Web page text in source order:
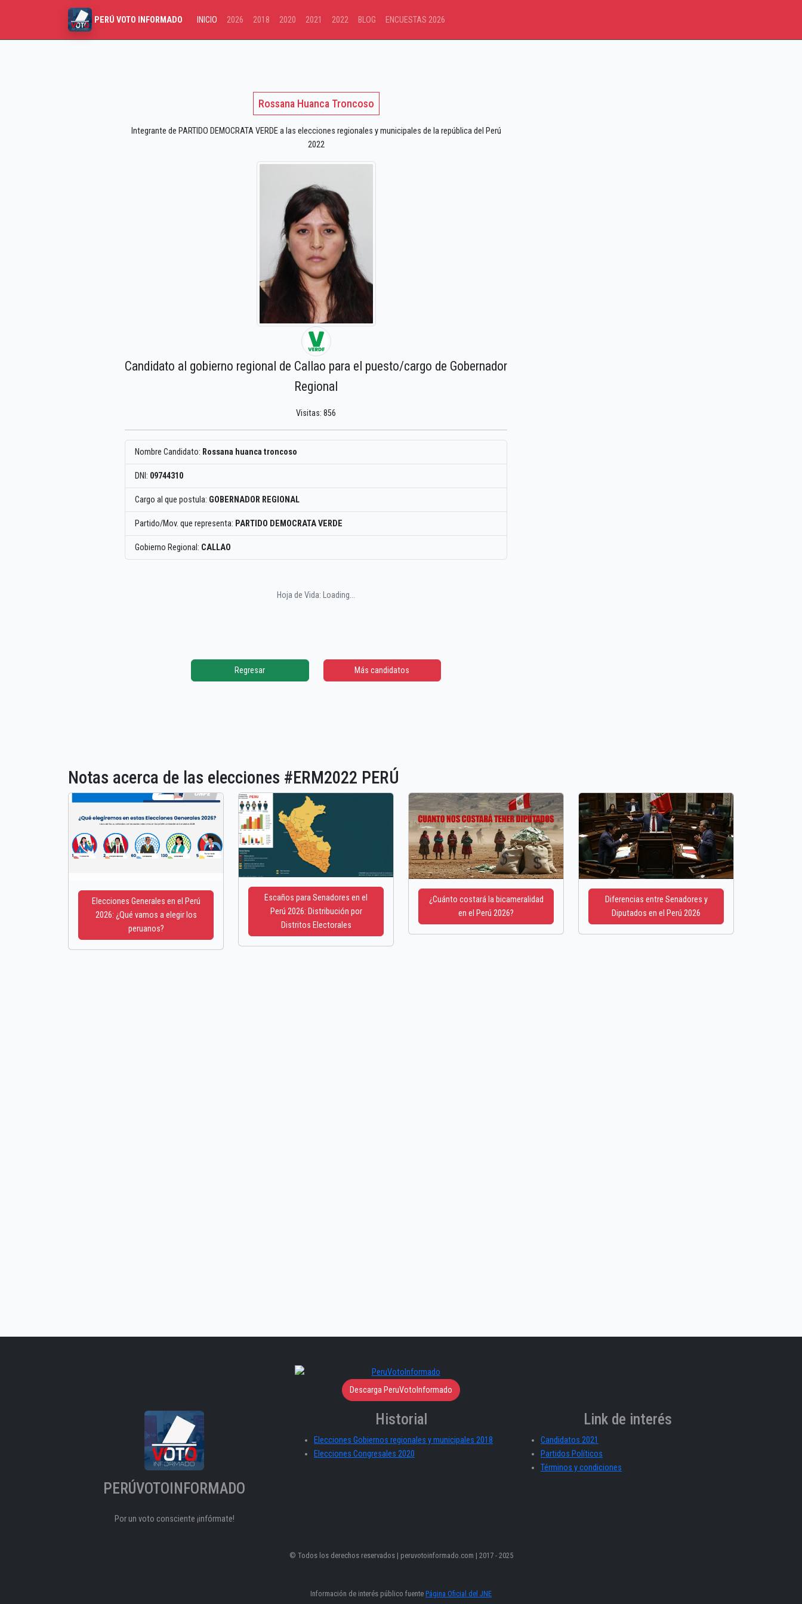
PERÚ VOTO INFORMADO INICIO 2026 2018 2020 2021 2022 BLOG ENCUESTAS 2026
Rossana Huanca Troncoso
Integrante de PARTIDO DEMOCRATA VERDE a las elecciones regionales y municipales de la república del Perú
2022
Candidato al gobierno regional de Callao para el puesto/cargo de Gobernador
Regional
Visitas: 856
Nombre Candidato: Rossana huanca troncoso
DNI: 09744310
Cargo al que postula: GOBERNADOR REGIONAL
Partido/Mov. que representa: PARTIDO DEMOCRATA VERDE
Gobierno Regional: CALLAO
Hoja de Vida: Loading...
Regresar Más candidatos
Notas acerca de las elecciones #ERM2022 PERÚ
Elecciones Generales en el Perú
2026: ¿Qué vamos a elegir los
peruanos?
Escaños para Senadores en el
Perú 2026: Distribución por
Distritos Electorales
¿Cuánto costará la bicameralidad
en el Perú 2026?
Diferencias entre Senadores y
Diputados en el Perú 2026
Descarga PeruVotoInformado
PERÚVOTOINFORMADO
Por un voto consciente ¡infórmate!
Historial
Elecciones Gobiernos regionales y municipales 2018
Elecciones Congresales 2020
Link de interés
Candidatos 2021
Partidos Políticos
Términos y condiciones
© Todos los derechos reservados | peruvotoinformado.com | 2017 - 2025
Información de interés público fuente Página Oficial del JNE